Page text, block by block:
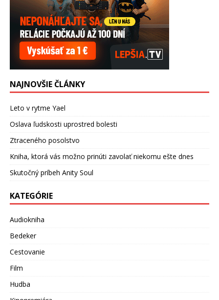
NAJNOVŠIE ČLÁNKY
Leto v rytme Yael
Oslava ľudskosti uprostred bolesti
Ztraceného posolstvo
Kniha, ktorá vás možno prinúti zavolať niekomu ešte dnes
Skutočný príbeh Anity Soul
KATEGÓRIE
Audiokniha
Bedeker
Cestovanie
Film
Hudba